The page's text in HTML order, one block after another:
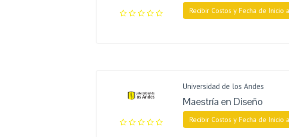
Recibir Costos y Fecha de Inicio
Universidad de los Andes
Maestría en Diseño
Recibir Costos y Fecha de Inicio